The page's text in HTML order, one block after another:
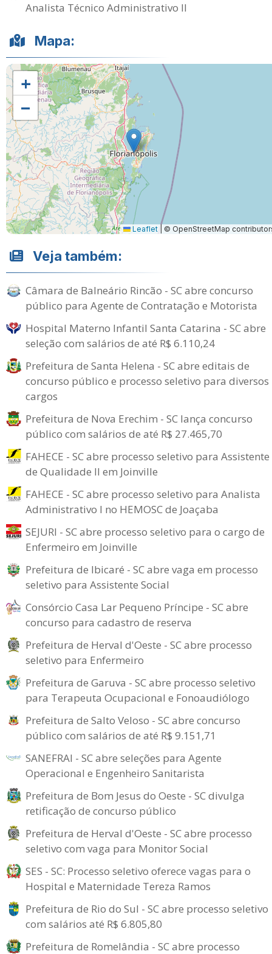
Analista Técnico Administrativo II
Mapa:
+
−
Leaflet © OpenStreetMap
Veja também:
Câmara de Balneário Rincão - SC abre concurso
público para Agente de Contratação e Motorista
Hospital Materno Infantil Santa Catarina - SC abre
seleção com salários de até R$ 6.110,24
Prefeitura de Santa Helena - SC abre editais de
concurso público e processo seletivo para diversos
cargos
Prefeitura de Nova Erechim - SC lança concurso
público com salários de até R$ 27.465,70
FAHECE - SC abre processo seletivo para Assistente
de Qualidade II em Joinville
FAHECE - SC abre processo seletivo para Analista
Administrativo I no HEMOSC de Joaçaba
SEJURI - SC abre processo seletivo para o cargo de
Enfermeiro em Joinville
Prefeitura de Ibicaré - SC abre vaga em processo
seletivo para Assistente Social
Consórcio Casa Lar Pequeno Príncipe - SC abre
concurso para cadastro de reserva
Prefeitura de Herval d'Oeste - SC abre processo
seletivo para Enfermeiro
Prefeitura de Garuva - SC abre processo seletivo
para Terapeuta Ocupacional e Fonoaudiólogo
Prefeitura de Salto Veloso - SC abre concurso
público com salários de até R$ 9.151,71
SANEFRAI - SC abre seleções para Agente
Operacional e Engenheiro Sanitarista
Prefeitura de Bom Jesus do Oeste - SC divulga
retificação de concurso público
Prefeitura de Herval d'Oeste - SC abre processo
seletivo com vaga para Monitor Social
SES - SC: Processo seletivo oferece vagas para o
Hospital e Maternidade Tereza Ramos
Prefeitura de Rio do Sul - SC abre processo seletivo
com salários até R$ 6.805,80
Prefeitura de Romelândia - SC abre processo